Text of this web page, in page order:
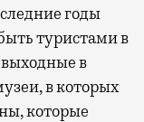
годы
туристами в
выходные в
в которых
которые